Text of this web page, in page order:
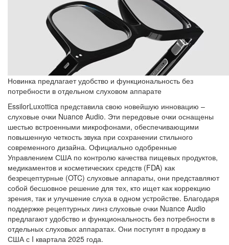
Новинка предлагает удобство и функциональность без
потребности в отдельном слуховом аппарате
EssilorLuxottica представила свою новейшую инновацию –
слуховые очки Nuance Audio. Эти передовые очки оснащены
шестью встроенными микрофонами, обеспечивающими
повышенную четкость звука при сохранении стильного
современного дизайна. Официально одобренные
Управлением США по контролю качества пищевых продуктов,
медикаментов и косметических средств (FDA) как
безрецептурные (OTC) слуховые аппараты, они представляют
собой бесшовное решение для тех, кто ищет как коррекцию
зрения, так и улучшение слуха в одном устройстве. Благодаря
поддержке рецептурных линз слуховые очки Nuance Audio
предлагают удобство и функциональность без потребности в
отдельных слуховых аппаратах. Они поступят в продажу в
США с I квартала 2025 года.